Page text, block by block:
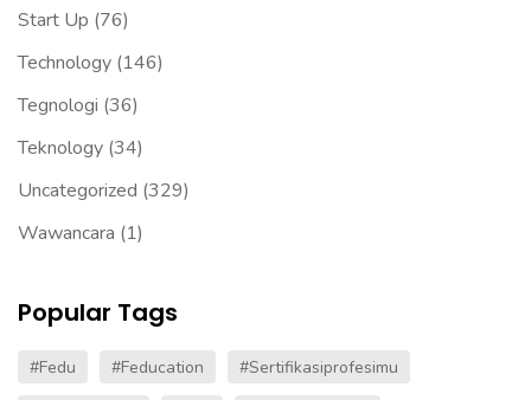
Start Up (76)
Technology (146)
Tegnologi (36)
Teknology (34)
Uncategorized (329)
Wawancara (1)
Popular Tags
#fedu #Feducation
#sertifikasiprofesimu